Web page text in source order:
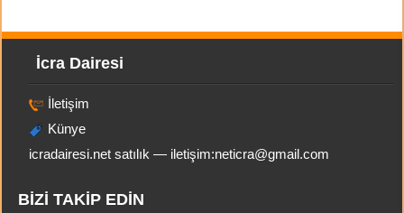
İcra Dairesi
İletişim
Künye
icradairesi.net satılık — iletişim:neticra@gmail.com
BİZİ TAKİP EDİN